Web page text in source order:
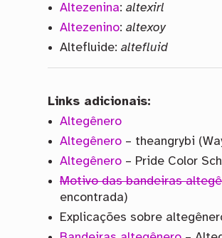
Altezenina: altexirl
Altezenino: altexoy
Altefluide: altefluid
Links adicionais:
Altegênero
Altegênero– theangrybi
Altegênero– Pride Color
Motivo das bandeiras
encontrada)
Explicações sobre